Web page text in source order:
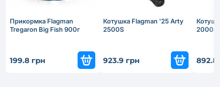
Прикормка Flagman
Tregaron Big Fish 900г
199.8 грн
Котушка Flagman '25 Arty
2500S
923.9 грн
2000S
892.8